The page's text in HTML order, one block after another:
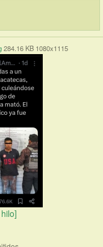
284.16 KB 1080x1115